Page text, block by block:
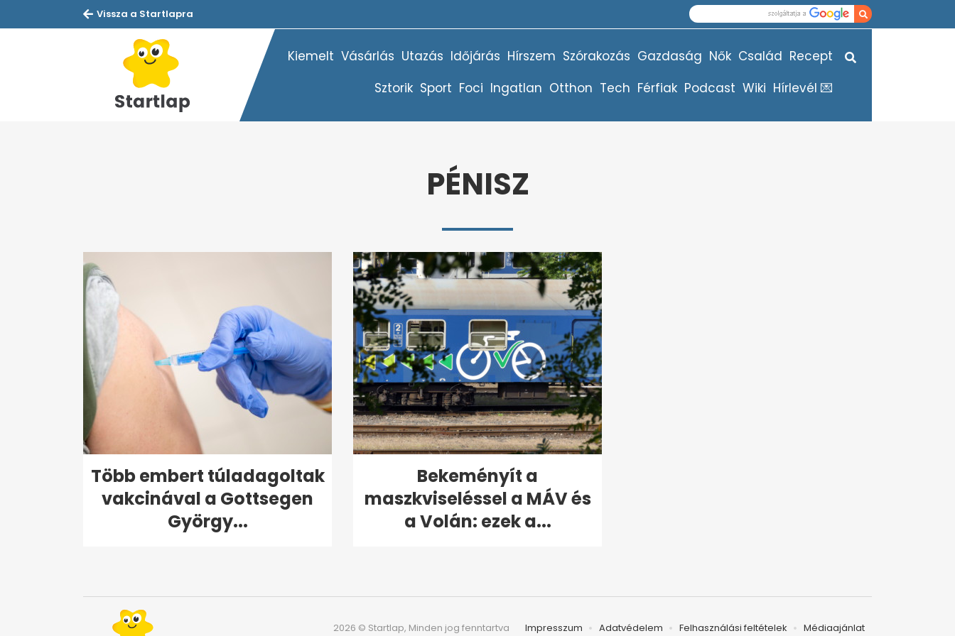
Vissza a Startlapra
Kiemelt Vásárlás Utazás Időjárás Hírszem Szórakozás Gazdaság Nők Család Recept
Sztorik Sport Foci Ingatlan Otthon Tech Férfiak Podcast Wiki Hírlevél 💌
PÉNISZ
Több embert túladagoltak
vakcinával a Gottsegen
György...
Bekeményít a
maszkviseléssel a MÁV és
a Volán: ezek a...
Impresszum Adatvédelem Felhasználási feltételek Médiaajánlat
2026 © Startlap, Minden jog fenntartva